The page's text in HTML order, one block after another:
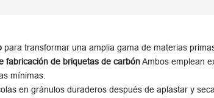
para transformar una amplia gama de materias
fabricación de briquetas de carbónAmbos emplean
mínimas.
en gránulos duraderos después de aplastar y